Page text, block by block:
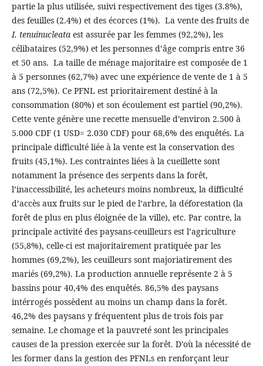
partie la plus utilisée, suivi respectivement des tiges (3.8%),
des feuilles (2.4%) et des écorces (1%). La vente des fruits de
I. tenuinucleataest assurée par les femmes (92,2%), les
célibataires (52,9%) et les personnes d’âge compris entre 36
et 50 ans. La taille de ménage majoritaire est composée de 1
à 5 personnes (62,7%) avec une expérience de vente de 1 à 5
ans (72,5%). Ce PFNL est prioritairement destiné à la
consommation (80%) et son écoulement est partiel (90,2%).
Cette vente génère une recette mensuelle d’environ 2.500 à
5.000 CDF (1 USD= 2.030 CDF) pour 68,6% des enquêtés. La
principale difficulté liée à la vente est la conservation des
fruits (45,1%). Les contraintes liées à la cueillette sont
notamment la présence des serpents dans la forêt,
l’inaccessibilité, les acheteurs moins nombreux, la difficulté
d’accès aux fruits sur le pied de l’arbre, la déforestation (la
forêt de plus en plus éloignée de la ville), etc. Par contre, la
principale activité des paysans-ceuilleurs est l’agriculture
(55,8%), celle-ci est majoritairement pratiquée par les
hommes (69,2%), les ceuilleurs sont majoriatirement des
mariés (69,2%). La production annuelle représente 2 à 5
bassins pour 40,4% des enquêtés. 86,5% des paysans
intérrogés possèdent au moins un champ dans la forêt.
46,2% des paysans y fréquentent plus de trois fois par
semaine. Le chomage et la pauvreté sont les principales
causes de la pression exercée sur la forêt. D’où la nécessité de
les former dans la gestion des PFNLs en renforçant leur